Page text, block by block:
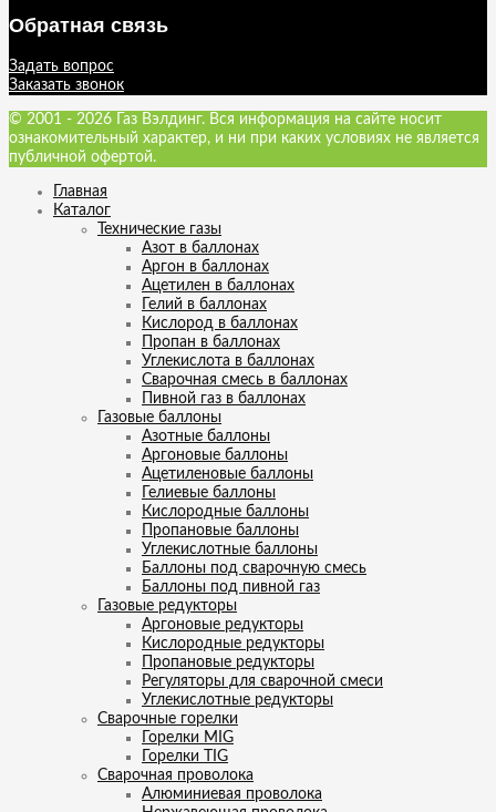
Обратная связь
Задать вопрос
Заказать звонок
© 2001 - 2026 Газ Вэлдинг. Вся информация на сайте носит
ознакомительный характер, и ни при каких условиях не является
публичной офертой.
Главная
Каталог
Технические газы
Азот в баллонах
Аргон в баллонах
Ацетилен в баллонах
Гелий в баллонах
Кислород в баллонах
Пропан в баллонах
Углекислота в баллонах
Сварочная смесь в баллонах
Пивной газ в баллонах
Газовые баллоны
Азотные баллоны
Аргоновые баллоны
Ацетиленовые баллоны
Гелиевые баллоны
Кислородные баллоны
Пропановые баллоны
Углекислотные баллоны
Баллоны под сварочную смесь
Баллоны под пивной газ
Газовые редукторы
Аргоновые редукторы
Кислородные редукторы
Пропановые редукторы
Регуляторы для сварочной смеси
Углекислотные редукторы
Сварочные горелки
Горелки MIG
Горелки TIG
Сварочная проволока
Алюминиевая проволока